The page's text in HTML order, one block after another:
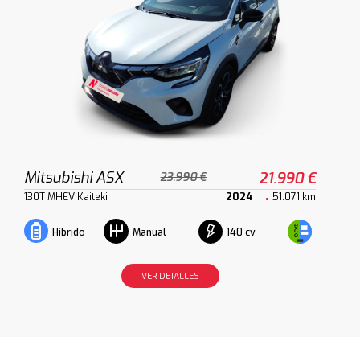
Mitsubishi ASX 23.990 € 21.990 €
130T MHEV Kaiteki 2024 51.071 km
Híbrido Manual 140 cv
VER DETALLES